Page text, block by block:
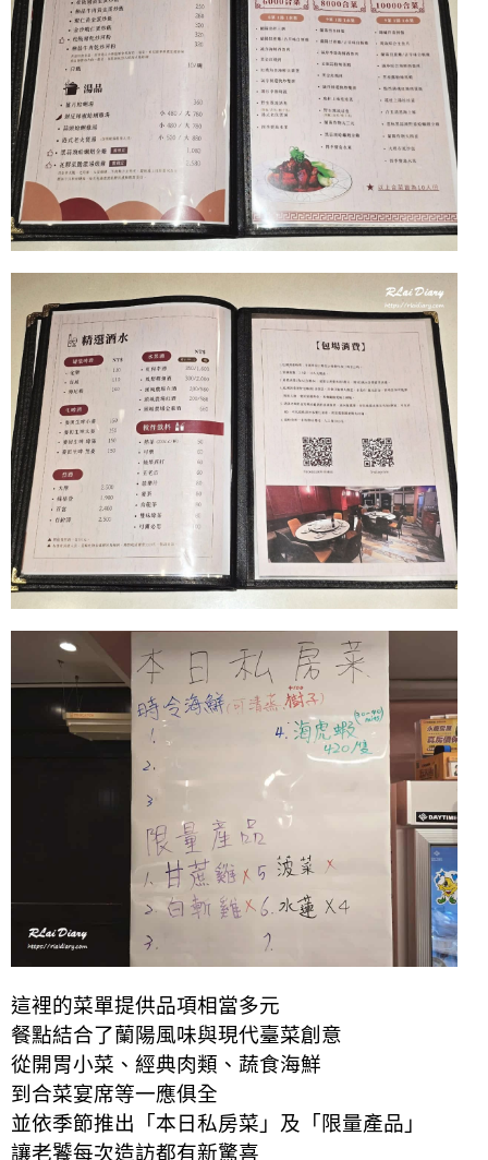
這裡的菜單提供品項相當多元
餐點結合了蘭陽風味與現代臺菜創意
從開胃小菜、經典肉類、蔬食海鮮
到合菜宴席等一應俱全
並依季節推出「本日私房菜」及「限量產品」
讓老饕每次造訪都有新驚喜